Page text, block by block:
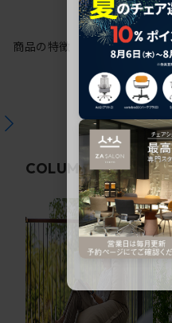
商品の特徴
COLUMN関連コラム